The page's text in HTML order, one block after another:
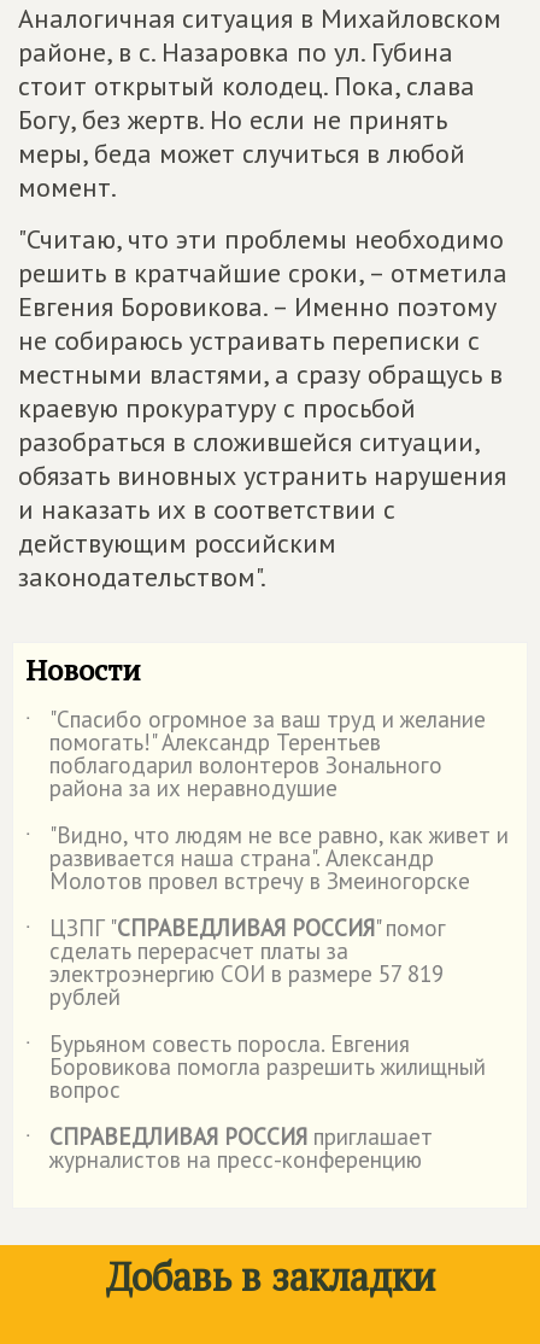
Аналогичная ситуация в Михайловском
районе, в с. Назаровка по ул. Губина
стоит открытый колодец. Пока, слава
Богу, без жертв. Но если не принять
меры, беда может случиться в любой
момент.
"Считаю, что эти проблемы необходимо
решить в кратчайшие сроки, – отметила
Евгения Боровикова. – Именно поэтому
не собираюсь устраивать переписки с
местными властями, а сразу обращусь в
краевую прокуратуру с просьбой
разобраться в сложившейся ситуации,
обязать виновных устранить нарушения
и наказать их в соответствии с
действующим российским
законодательством".
Новости
˙ "Спасибо огромное за ваш труд и желание
помогать!" Александр Терентьев
поблагодарил волонтеров Зонального
района за их неравнодушие
˙
"Видно, что людям не все равно, как живет и
развивается наша страна". Александр
Молотов провел встречу в Змеиногорске
˙
ЦЗПГ "СПРАВЕДЛИВАЯ РОССИЯ" помог
сделать перерасчет платы за
электроэнергию СОИ в размере 57 819
рублей
˙
Бурьяном совесть поросла. Евгения
Боровикова помогла разрешить жилищный
вопрос
˙
СПРАВЕДЛИВАЯ РОССИЯ приглашает
журналистов на пресс-конференцию
Добавь в закладки